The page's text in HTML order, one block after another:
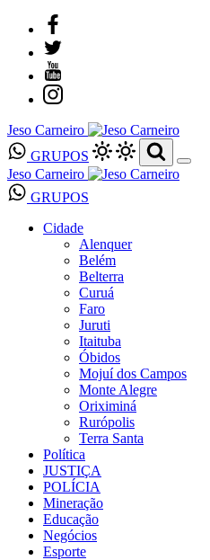
Jeso Carneiro
GRUPOS
Jeso Carneiro
GRUPOS
Cidade
Alenquer
Belém
Belterra
Curuá
Faro
Juruti
Itaituba
Óbidos
Mojuí dos Campos
Monte Alegre
Oriximiná
Rurópolis
Terra Santa
Política
JUSTIÇA
POLÍCIA
Mineração
Educação
Negócios
Esporte